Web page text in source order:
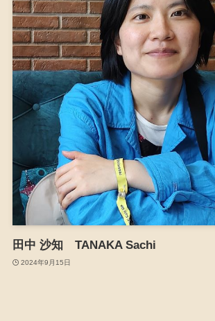
田中 沙知 TANAKA Sachi
2024年9月15日